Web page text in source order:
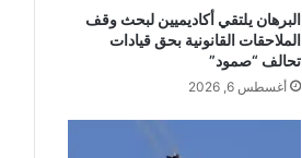
البرهان يلتقي أكاديميين لبحث وقف
الملاحقات القانونية بحق قيادات
تحالف “صمود”
أغسطس 6, 2026